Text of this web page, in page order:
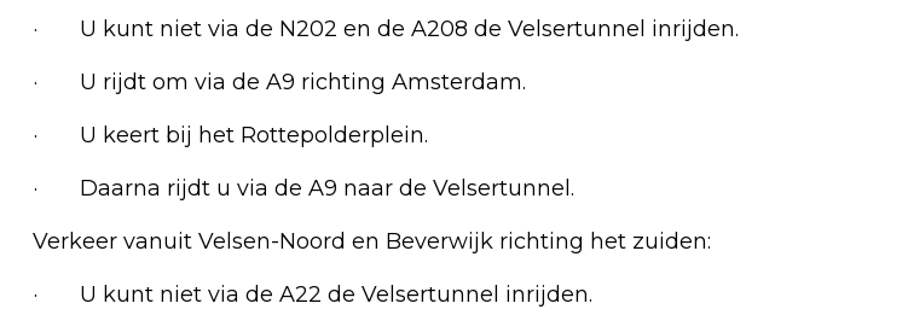
· U kunt niet via de N202 en de A208 de Velsertunnel inrijden.
· U rijdt om via de A9 richting Amsterdam.
· U keert bij het Rottepolderplein.
· Daarna rijdt u via de A9 naar de Velsertunnel.
Verkeer vanuit Velsen-Noord en Beverwijk richting het zuiden:
· U kunt niet via de A22 de Velsertunnel inrijden.